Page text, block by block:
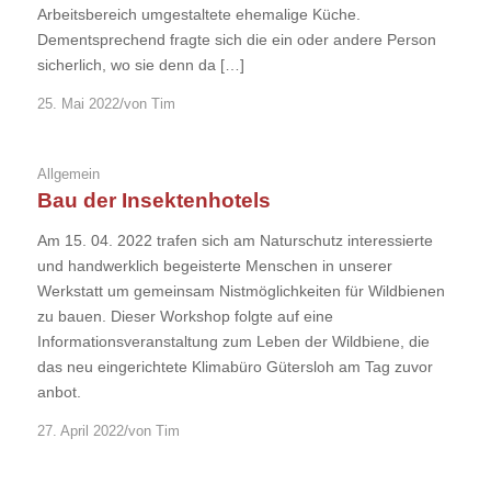
Arbeitsbereich umgestaltete ehemalige Küche.
Dementsprechend fragte sich die ein oder andere Person
sicherlich, wo sie denn da […]
25. Mai 2022/von Tim
Allgemein
Bau der Insektenhotels
Am 15. 04. 2022 trafen sich am Naturschutz interessierte
und handwerklich begeisterte Menschen in unserer
Werkstatt um gemeinsam Nistmöglichkeiten für Wildbienen
zu bauen. Dieser Workshop folgte auf eine
Informationsveranstaltung zum Leben der Wildbiene, die
das neu eingerichtete Klimabüro Gütersloh am Tag zuvor
anbot.
27. April 2022/von Tim